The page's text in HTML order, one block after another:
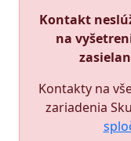
Kontakt
na
Kontakty na
zariadenia